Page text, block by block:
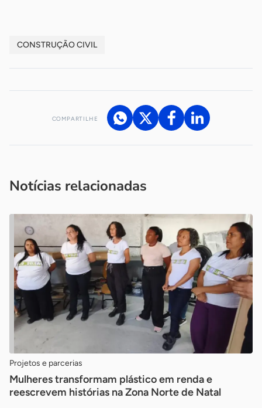
CONSTRUÇÃO CIVIL
COMPARTILHE
Notícias relacionadas
Projetos e parcerias
Mulheres transformam plástico em renda e
reescrevem histórias na Zona Norte de Natal